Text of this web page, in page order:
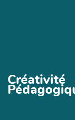
Créativité